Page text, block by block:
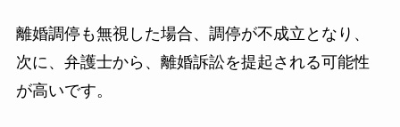
離婚調停も無視した場合、調停が不成立となり、
次に、弁護士から、離婚訴訟を提起される可能性
が高いです。